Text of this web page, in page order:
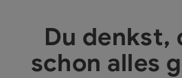
Du denkst,
schon alles